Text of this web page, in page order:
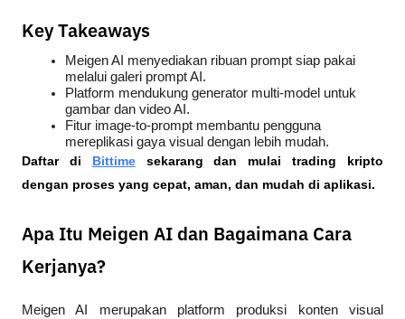
Key Takeaways
Meigen AI menyediakan ribuan prompt siap pakai
melalui galeri prompt AI.
Platform mendukung generator multi-model untuk
gambar dan video AI.
Fitur image-to-prompt membantu pengguna
mereplikasi gaya visual dengan lebih mudah.
Daftar di
Bittime sekarang dan mulai trading kripto
dengan proses yang cepat, aman, dan mudah di aplikasi.
Apa Itu Meigen AI dan Bagaimana Cara
Kerjanya?
Meigen AI merupakan platform produksi konten visual